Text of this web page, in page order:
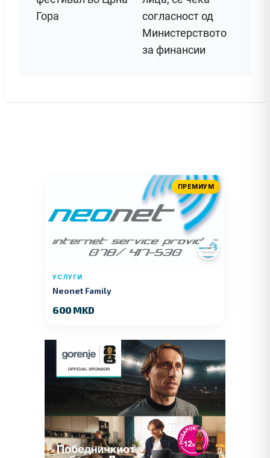
Гора
согласност од
Министерството
за финансии
ПРЕМИУМ
УСЛУГИ
Neonet Family
600 MKD